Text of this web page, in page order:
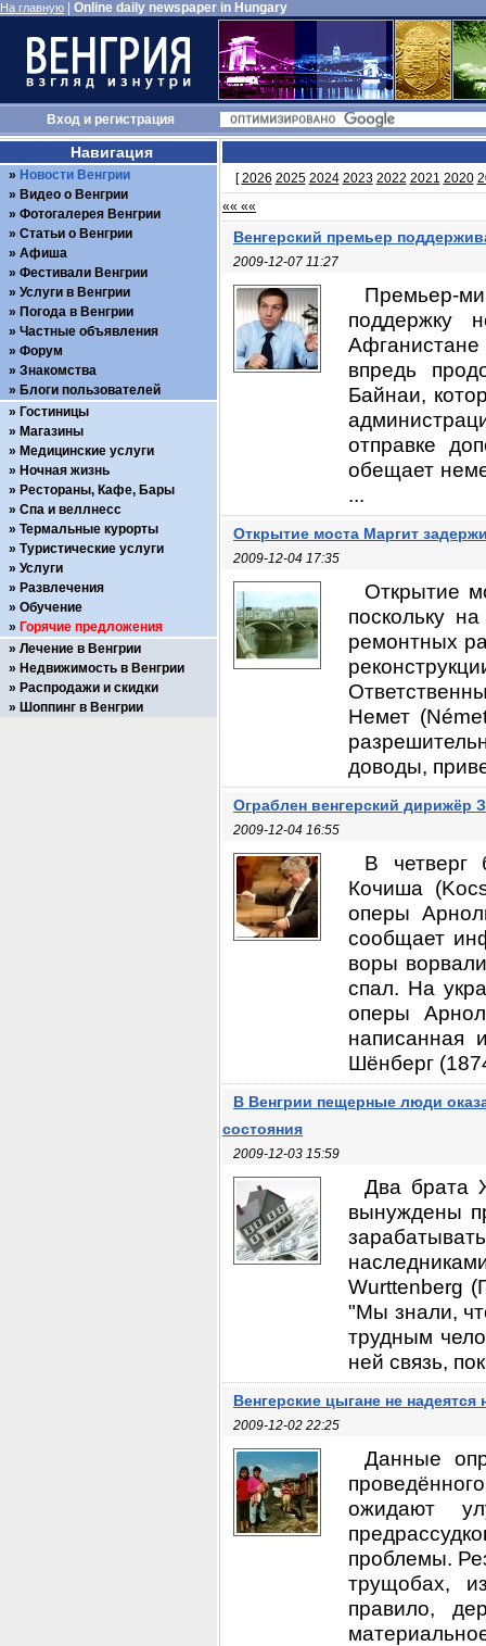
На главную Online daily newspaper in Hungary
Входи регистрация
[2026 2025 2024 2023 2022 2021 2020
«« ««
Венгерский премьер
2009-12-07 11:27
Премьер-
поддержку
впредь
Байнаи,
отправке
обещает
...
Открытие моста Маргит
2009-12-04 17:35
Открытие
поскольку
ремонтных
Немет
доводы,
Ограблен венгерский дирижёр
2009-12-04 16:55
В четверг
Кочиша
оперы
сообщает
воры
спал. На
оперы
написанная
Шёнберг
В Венгрии пещерные люди
состояния
2009-12-03 15:59
Два брата
вынуждены
Wurttenberg
"Мы знали,
трудным
ней связь,
Венгерские цыгане не надеятся
2009-12-02 22:25
Данные
ожидают
проблемы.
трущобах,
правило,
Навигация
Новости Венгрии
Видео о Венгрии
Фотогалерея Венгрии
Статьи о Венгрии
Афиша
Фестивали Венгрии
Услуги в Венгрии
Погода в Венгрии
Частные объявления
Форум
Знакомства
Блоги пользователей
Гостиницы
Магазины
Медицинские услуги
Ночная жизнь
Рестораны, Кафе, Бары
Спа и веллнесс
Термальные курорты
Туристические услуги
Услуги
Развлечения
Обучение
Горячие предложения
Лечение в Венгрии
Недвижимость в Венгрии
Распродажи и скидки
Шоппинг в Венгрии